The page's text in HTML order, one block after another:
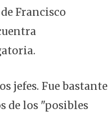
Francisco
jefes. Fue bastante
de los "posibles